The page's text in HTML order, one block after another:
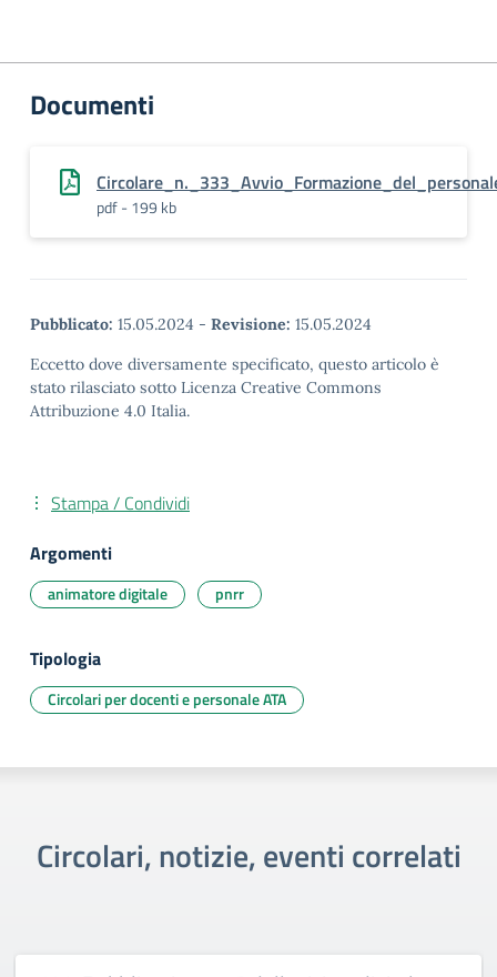
Documenti
pdf - 199 kb
Pubblicato: 15.05.2024 - Revisione: 15.05.2024
Eccetto dove diversamente specificato, questo articolo è
stato rilasciato sotto Licenza Creative Commons
Attribuzione 4.0 Italia.
Stampa / Condividi
Argomenti
animatore digitale pnrr
Tipologia
Circolari per docenti e personale ATA
Circolari, notizie, eventi correlati